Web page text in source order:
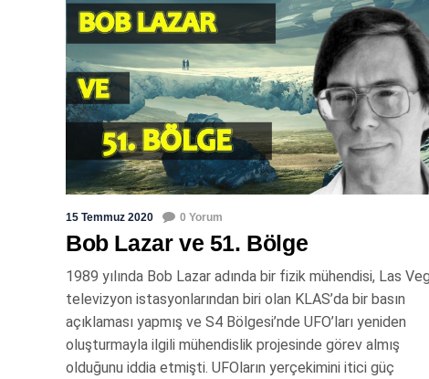
15 Temmuz 2020 0 Yorum
Bob Lazar ve 51. Bölge
1989 yılında Bob Lazar adında bir fizik mühendisi, Las
televizyon istasyonlarından biri olan KLAS’da bir basın
açıklaması yapmış ve S4 Bölgesi’nde UFO’ları yeniden
oluşturmayla ilgili mühendislik projesinde görev almış
olduğunu iddia etmişti. UFOların yerçekimini itici güç